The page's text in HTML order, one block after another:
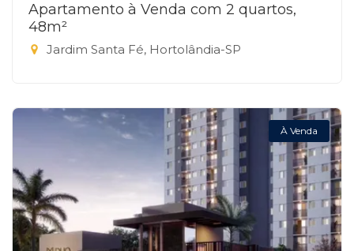
Apartamento à Venda com 2 quartos,
48m²
Jardim Santa Fé, Hortolândia-SP
À Venda